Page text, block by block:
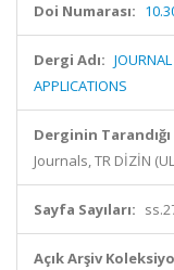
Doi Numarası:
Dergi Adı:
APPLICATIONS
Derginin
Journals, TR DİZİN
Sayfa Sayıları:
Açık Arşiv